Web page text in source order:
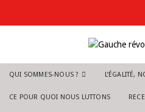
QUI SOMMES-NOUS ? L’ÉGALITÉ,
CE POUR QUOI NOUS LUTTONS